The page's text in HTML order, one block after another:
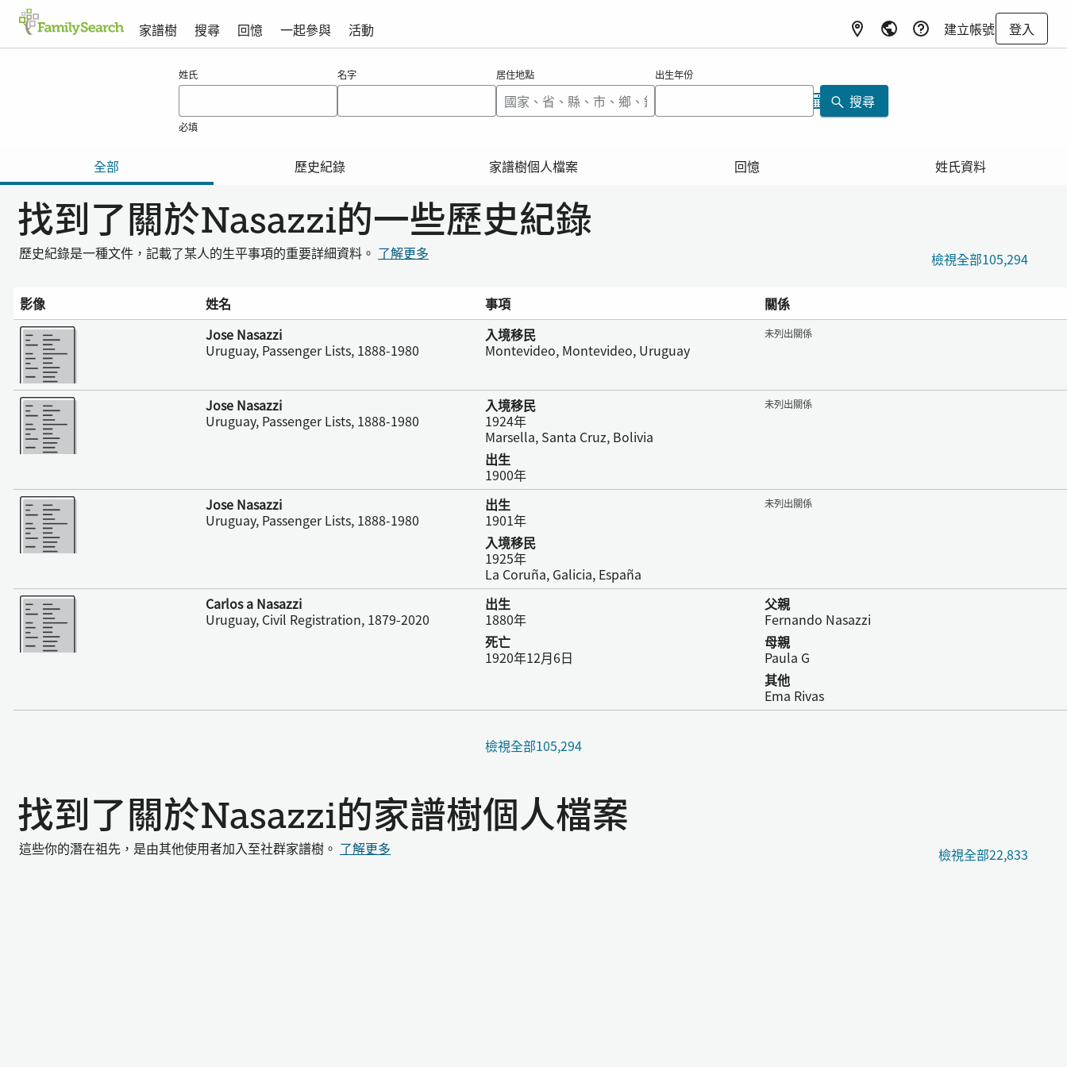
家譜樹 搜尋 回憶 一起參與 活動 建立帳號
登入
姓氏
必填
名字 居住地點 出生年份
搜尋
全部 歷史紀錄 家譜樹個人檔案 回憶 姓氏資料
找到了關於Nasazzi的一些歷史紀錄
歷史紀錄是一種文件，記載了某人的生平事項的重要詳細資料。 了解更多 檢視全部105,294
影像 姓名 事項
關係
更多
Jose Nasazzi
Uruguay, Passenger Lists, 1888-1980
入境移民
Montevideo, Montevideo, Uruguay
未列出關係
更多
Jose Nasazzi
Uruguay, Passenger Lists, 1888-1980
入境移民
1924年
Marsella, Santa Cruz, Bolivia
出生
1900年
未列出關係
更多
Jose Nasazzi
Uruguay, Passenger Lists, 1888-1980
出生
1901年
入境移民
1925年
La Coruña, Galicia, España
未列出關係
更多
Carlos a Nasazzi
Uruguay, Civil Registration, 1879-2020
出生
1880年
死亡
1920年12月6日
父親
Fernando Nasazzi
母親
Paula G
其他
Ema Rivas
檢視全部105,294
找到了關於Nasazzi的家譜樹個人檔案
這些你的潛在祖先，是由其他使用者加入至社群家譜樹。 了解更多 檢視全部22,833